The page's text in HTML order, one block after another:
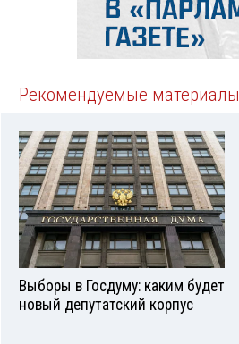
Рекомендуемые материалы
Выборы в Госдуму: каким будет
новый депутатский корпус